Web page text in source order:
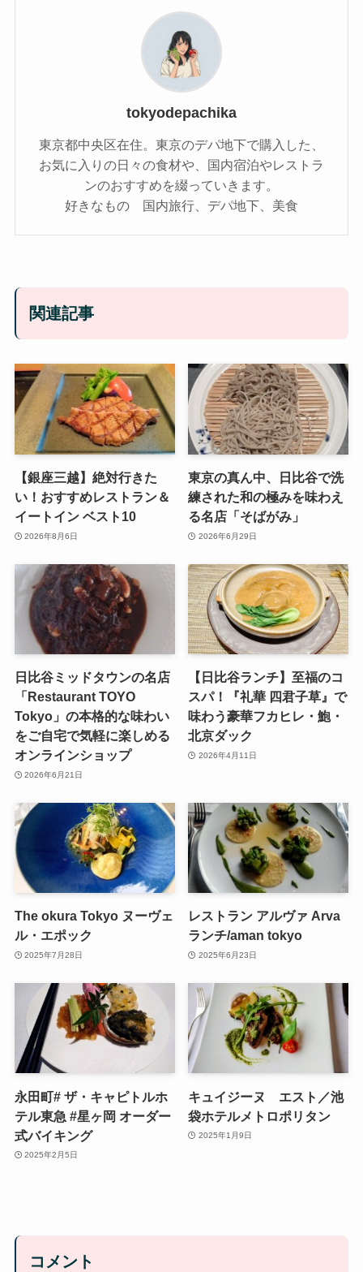
tokyodepachika
東京都中央区在住。東京のデパ地下で購入した、
お気に入りの日々の食材や、国内宿泊やレストラ
ンのおすすめを綴っていきます。
好きなもの 国内旅行、デパ地下、美食
関連記事
【銀座三越】絶対行きた
い！おすすめレストラン＆
イートイン ベスト10
2026年8月6日
東京の真ん中、日比谷で洗
練された和の極みを味わえ
る名店「そばがみ」
2026年6月29日
日比谷ミッドタウンの名店
「Restaurant TOYO
Tokyo」の本格的な味わい
をご自宅で気軽に楽しめる
オンラインショップ
2026年6月21日
【日比谷ランチ】至福のコ
スパ！『礼華 四君子草』で
味わう豪華フカヒレ・鮑・
北京ダック
2026年4月11日
The okura Tokyo ヌーヴェ
ル・エポック
2025年7月28日
レストラン アルヴァ Arva
ランチ/aman tokyo
2025年6月23日
永田町# ザ・キャピトルホ
テル東急 #星ヶ岡 オーダー
式バイキング
2025年2月5日
キュイジーヌ エスト／池
袋ホテルメトロポリタン
2025年1月9日
コメント